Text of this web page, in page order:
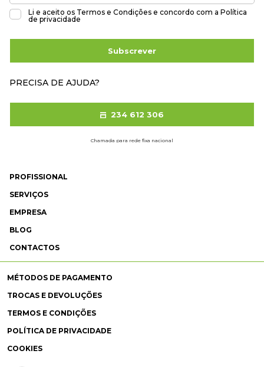
PROFISSIONAL
SERVIÇOS
EMPRESA
BLOG
CONTACTOS
MÉTODOS DE PAGAMENTO
TROCAS E DEVOLUÇÕES
TERMOS E CONDIÇÕES
POLÍTICA DE PRIVACIDADE
COOKIES
Li e aceito os Termos e Condições e concordo com a Política
de privacidade
Subscrever
PRECISA DE AJUDA?
234 612 306
Chamada para rede fixa nacional